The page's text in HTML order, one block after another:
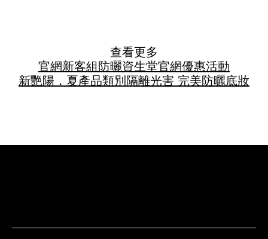
查看更多
官網新客組 防曬資生堂官網優惠活動
新艷陽．夏產品類別 隔離光害 完美防曬底妝